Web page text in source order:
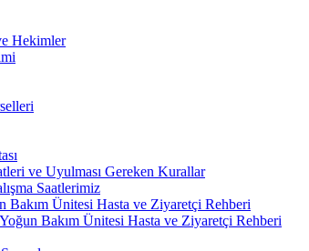
Hekimler
ve Uyulması Gereken Kurallar
Saatlerimiz
Bakım Ünitesi Hasta ve Ziyaretçi Rehberi
Bakım Ünitesi Hasta ve Ziyaretçi Rehberi